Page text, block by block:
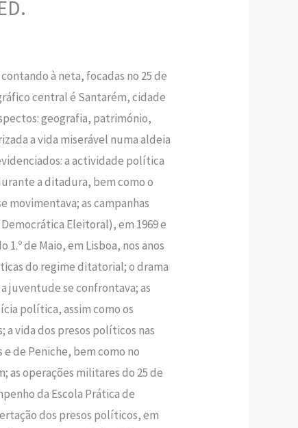
€.
à neta, focadas no 25 de
central é Santarém, cidade
geografia, património,
a vida miserável numa aldeia
a activi­dade política
a ditadura, bem como o
as campanhas
Eleitoral), em 1969 e
1.º de Maio, em Lisboa, nos anos
do regi­me ditatorial; o drama
juventude se confrontava; as
política, assim como os
vida dos presos políticos nas
e de Peniche, bem como no
as operações militares do 25 de
da Escola Prática de
dos presos políticos, em